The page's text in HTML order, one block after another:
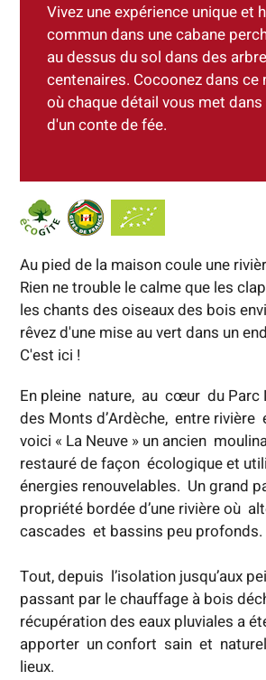
Vivez une expérience unique et
commun dans une cabane
au dessus du sol dans des
centenaires. Cocoonez dans ce
où chaque détail vous met
d'un conte de fée.
Au pied de la maison coule une
Rien ne trouble le calme que les
les chants des oiseaux des bois
rêvez d'une mise au vert dans un
C'est ici !
En pleine nature, au cœur du Parc
des Monts d’Ardèche, entre rivière
voici « La Neuve » un ancien
restauré de façon écologique et
énergies renouvelables. Un grand
propriété bordée d’une rivière où
cascades et bassins peu profonds.
Tout, depuis l’isolation jusqu’aux
passant par le chauffage à bois
récupération des eaux pluviales a
apporter un confort sain et
lieux.